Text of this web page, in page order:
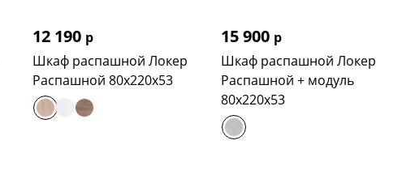
12 190 р
Шкаф распашной Локер
Распашной 80х220х53
15 900 р
Шкаф распашной Локер
Распашной + модуль
80х220х53